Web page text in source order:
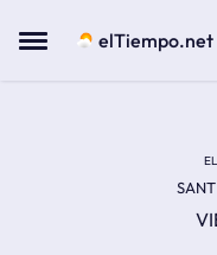
Menu elTiempo.net